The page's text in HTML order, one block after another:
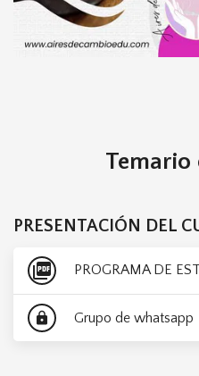
Temario
PRESENTACIÓN DEL
picture_as_pdf PROGRAMA DE
lock Grupo de whatsapp